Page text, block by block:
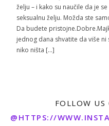
želju – i kako su naučile da je
seksualnu želju. Možda ste
Da budete
jednog dana shvatite da više
niko ništa […]
FOLLOW US